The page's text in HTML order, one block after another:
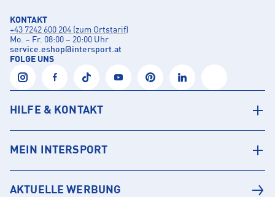
KONTAKT
+43 7242 600 204 (zum Ortstarif)
Mo. – Fr. 08:00 – 20:00 Uhr
service.eshop@intersport.at
FOLGE UNS
HILFE & KONTAKT
MEIN INTERSPORT
AKTUELLE WERBUNG